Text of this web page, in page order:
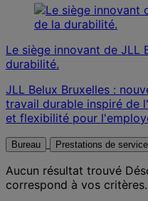
Le siège innovant de JLL
durabilité.
JLL Belux Bruxelles :
travail durable inspiré de
et flexibilité pour
Bureau Prestations de
Aucun résultat trouvé
correspond à vos critères.